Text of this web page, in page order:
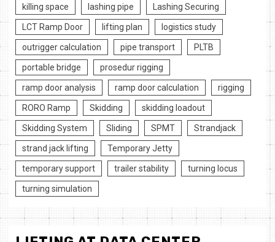
killing space lashing pipe Lashing Securing
LCT Ramp Door lifting plan logistics study
outrigger calculation pipe transport PLTB
portable bridge prosedur rigging
ramp door analysis ramp door calculation rigging
RORO Ramp Skidding skidding loadout
Skidding System Sliding SPMT Strandjack
strand jack lifting Temporary Jetty
temporary support trailer stability turning locus
turning simulation